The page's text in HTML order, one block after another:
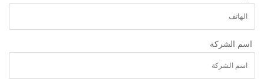
اسم الشركة